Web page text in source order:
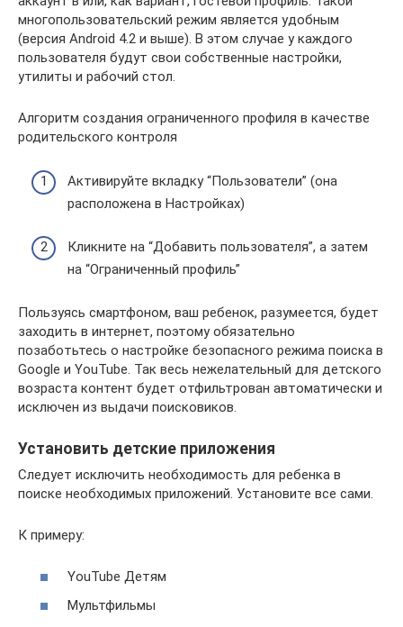
многопользовательский режим является удобным
(версия Android 4.2 и выше). В этом случае у каждого
пользователя будут свои собственные настройки,
утилиты и рабочий стол.
Алгоритм создания ограниченного профиля в качестве
родительского контроля
Активируйте вкладку “Пользователи” (она
расположена в Настройках)
Кликните на “Добавить пользователя”, а затем
на “Ограниченный профиль”
Пользуясь смартфоном, ваш ребенок, разумеется, будет
заходить в интернет, поэтому обязательно
позаботьтесь о настройке безопасного режима поиска в
Google и YouTube. Так весь нежелательный для детского
возраста контент будет отфильтрован автоматически и
исключен из выдачи поисковиков.
Установить детские приложения
Следует исключить необходимость для ребенка в
поиске необходимых приложений. Установите все сами.
К примеру:
YouTube Детям
Мультфильмы